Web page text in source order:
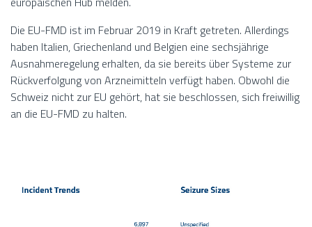
Die EU-FMD ist im Februar 2019 in Kraft getreten. Allerdings
haben Italien, Griechenland und Belgien eine sechsjährige
Ausnahmeregelung erhalten, da sie bereits über Systeme zur
Rückverfolgung von Arzneimitteln verfügt haben. Obwohl die
Schweiz nicht zur EU gehört, hat sie beschlossen, sich freiwillig
an die EU-FMD zu halten.